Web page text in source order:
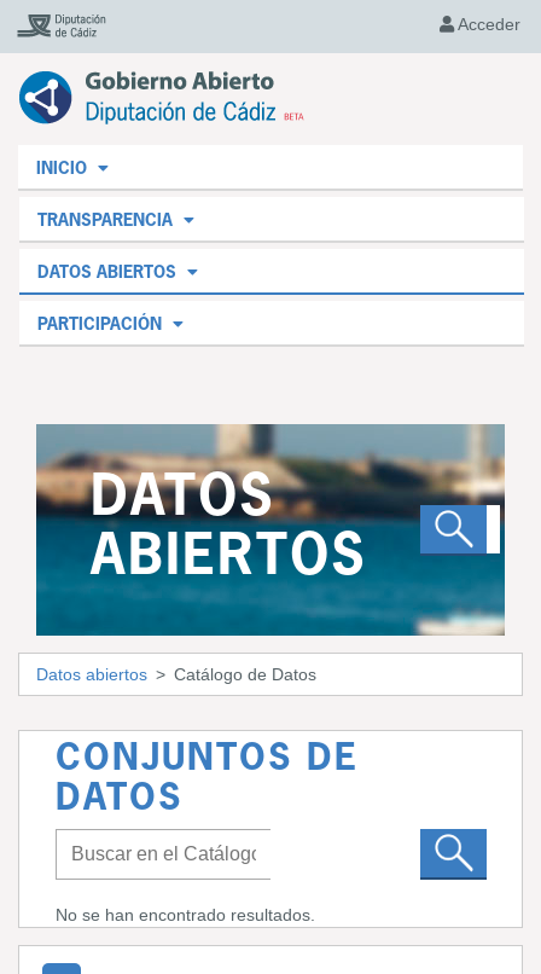
Acceder
INICIO
TRANSPARENCIA
DATOS ABIERTOS
PARTICIPACIÓN
DATOS
ABIERTOS
Datos abiertos Catálogo de Datos
CONJUNTOS DE
DATOS
No se han encontrado resultados.